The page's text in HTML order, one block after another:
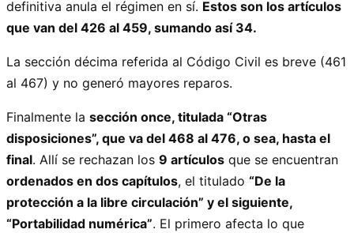
definitiva anula el régimen en sí. Estos son los artículos
que van del 426 al 459, sumando así 34.
La sección décima referida al Código Civil es breve (461
al 467) y no generó mayores reparos.
Finalmente la sección once, titulada “Otras
disposiciones”, que va del 468 al 476, o sea, hasta el
final. Allí se rechazan los 9 artículos que se encuentran
ordenados en dos capítulos, el titulado “De la
protección a la libre circulación” y el siguiente,
“Portabilidad numérica”. El primero afecta lo que